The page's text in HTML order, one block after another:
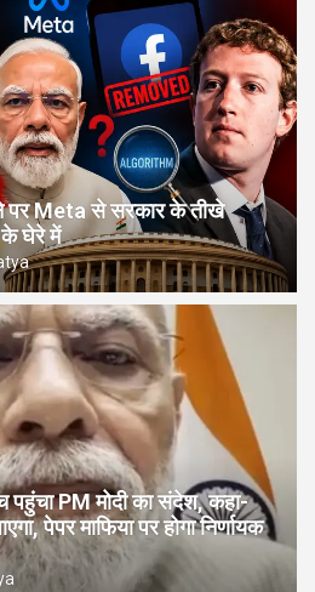
पर Meta से सरकार के तीखे
के घेरे में
पहुंचा PM मोदी का संदेश, कहा-
पेपर माफिया पर होगा निर्णायक